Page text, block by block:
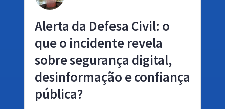
Alerta da Defesa Civil: o
que o incidente revela
sobre segurança digital,
desinformação e confiança
pública?